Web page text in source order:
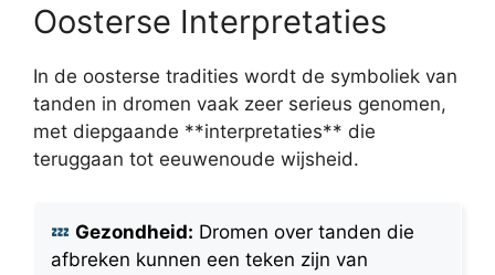
Oosterse Interpretaties
In de oosterse tradities wordt de symboliek van
tanden in dromen vaak zeer serieus genomen,
met diepgaande **interpretaties** die
teruggaan tot eeuwenoude wijsheid.
Gezondheid: Dromen over tanden die
afbreken kunnen een teken zijn van